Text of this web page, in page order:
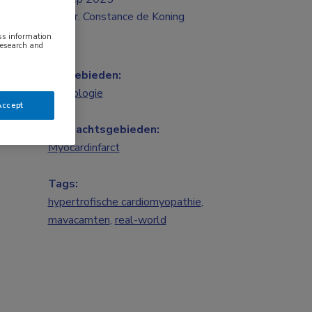
Mr. Constance de Koning
Vakgebieden:
Cardiologie
Aandachtsgebieden:
Myocardinfarct
Tags:
hypertrofische cardiomyopathie,
mavacamten, real-world
information
and